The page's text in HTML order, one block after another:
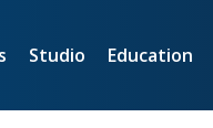
Studio Education